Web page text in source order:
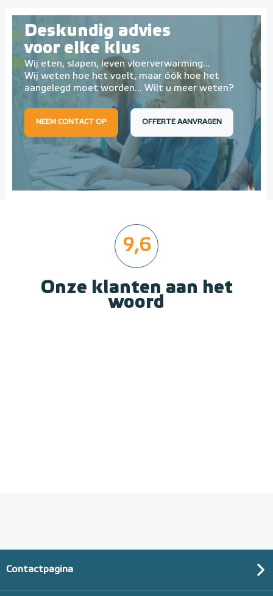
Deskundig advies
voor elke klus
Wij eten, slapen, leven vloerverwarming...
Wij weten hoe het voelt, maar óók hoe het
aangelegd moet worden... Wilt u meer weten?
NEEM CONTACT OP OFFERTE AANVRAGEN
9,6
Onze klanten aan het
woord
Contactpagina